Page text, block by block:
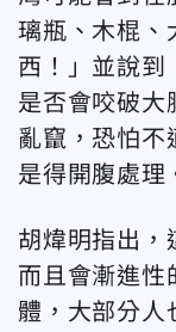
璃瓶、木棍、
西！」並說到
是否會咬破大
亂竄，恐怕不
是得開腹處理
胡煒明指出，
而且會漸進性
體，大部分人